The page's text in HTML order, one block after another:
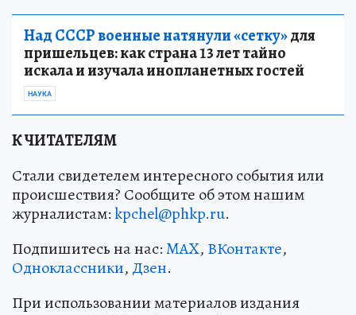
Над СССР военные натянули «сетку»для
пришельцев: как страна 13 лет тайно
искала и изучала инопланетных гостей
НАУКА
К ЧИТАТЕЛЯМ
Стали свидетелем интересного события или
происшествия? Сообщите об этом нашим
журналистам:kpchel@phkp.ru.
Подпишитесь на нас:MAX, ВКонтакте,
Одноклассники, Дзен.
При использовании материалов издания